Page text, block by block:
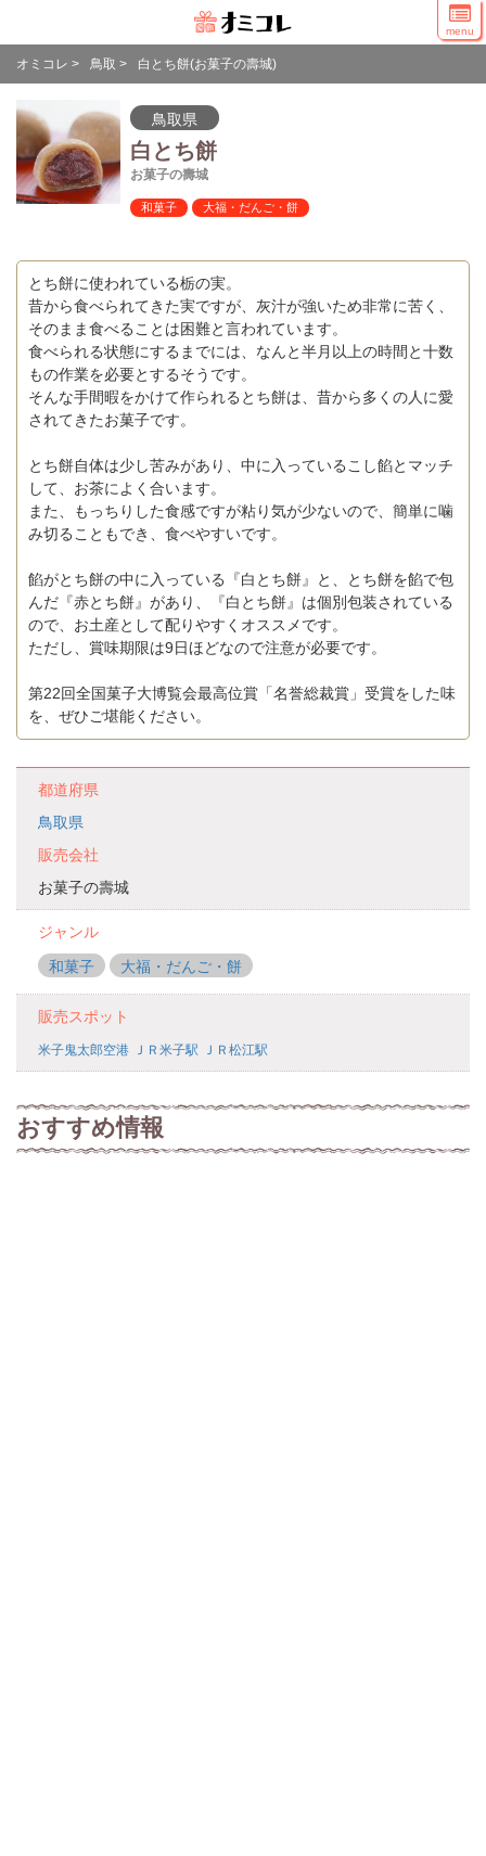
menu
オミコレ > 鳥取 > 白とち餅(お菓子の壽城)
鳥取県
白とち餅
お菓子の壽城
和菓子 大福・だんご・餅
とち餅に使われている栃の実。
昔から食べられてきた実ですが、灰汁が強いため非常に苦く、
そのまま食べることは困難と言われています。
食べられる状態にするまでには、なんと半月以上の時間と十数
もの作業を必要とするそうです。
そんな手間暇をかけて作られるとち餅は、昔から多くの人に愛
されてきたお菓子です。
とち餅自体は少し苦みがあり、中に入っているこし餡とマッチ
して、お茶によく合います。
また、もっちりした食感ですが粘り気が少ないので、簡単に噛
み切ることもでき、食べやすいです。
餡がとち餅の中に入っている『白とち餅』と、とち餅を餡で包
んだ『赤とち餅』があり、『白とち餅』は個別包装されている
ので、お土産として配りやすくオススメです。
ただし、賞味期限は9日ほどなので注意が必要です。
第22回全国菓子大博覧会最高位賞「名誉総裁賞」受賞をした味
を、ぜひご堪能ください。
都道府県
鳥取県
販売会社
お菓子の壽城
ジャンル
和菓子
大福・だんご・餅
販売スポット
米子鬼太郎空港 ＪＲ米子駅 ＪＲ松江駅
おすすめ情報